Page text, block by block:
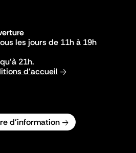
les jours de 11h à 19h
21h.
d'accueil
d'information